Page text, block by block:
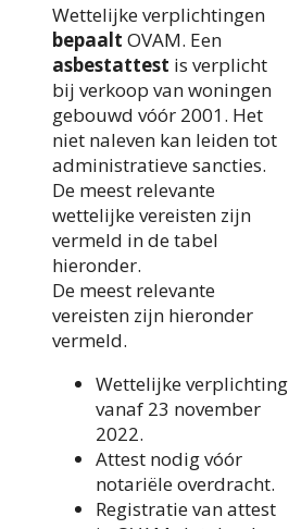
Wettelijke verplichtingen
bepaalt OVAM. Een
asbestattest is verplicht
bij verkoop van woningen
gebouwd vóór 2001. Het
niet naleven kan leiden tot
administratieve sancties.
De meest relevante
wettelijke vereisten zijn
vermeld in de tabel
hieronder.
De meest relevante
vereisten zijn hieronder
vermeld.
Wettelijke verplichting
vanaf 23 november
2022.
Attest nodig vóór
notariële overdracht.
Registratie van attest